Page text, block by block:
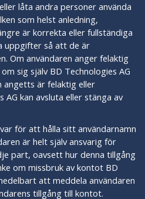
låta andra personer använda
som helst anledning,
är korrekta eller fullständiga
uppgifter så att de är
Om användaren anger felaktig
sig själv BD Technologies AG
är felaktig eller
kan avsluta eller stänga av
för att hålla sitt användarnamn
är helt själv ansvarig för
part, oavsett hur denna tillgång
om missbruk av kontot BD
att meddela användaren
tillgång till kontot.